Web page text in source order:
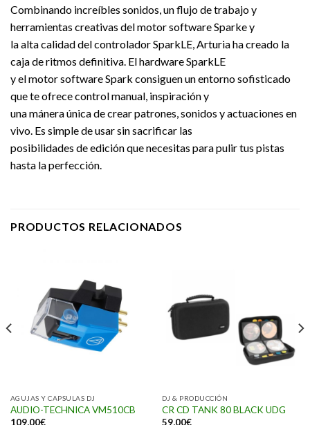
Combinando increíbles sonidos, un flujo de trabajo y
herramientas creativas del motor software Sparke y
la alta calidad del controlador SparkLE, Arturia ha creado la
caja de ritmos definitiva. El hardware SparkLE
y el motor software Spark consiguen un entorno sofisticado
que te ofrece control manual, inspiración y
una mánera única de crear patrones, sonidos y actuaciones en
vivo. Es simple de usar sin sacrificar las
posibilidades de edición que necesitas para pulir tus pistas
hasta la perfección.
PRODUCTOS RELACIONADOS
AGUJAS Y CAPSULAS DJ
AUDIO-TECHNICA VM510CB
109,00€
DJ & PRODUCCIÓN
CR CD TANK 80 BLACK UDG
59,00€